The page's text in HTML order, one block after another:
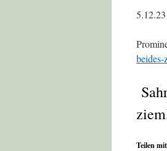
5.12.23
Teilen